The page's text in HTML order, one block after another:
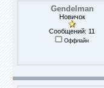
Gendelman
Новичок
Сообщений: 11
Оффлайн